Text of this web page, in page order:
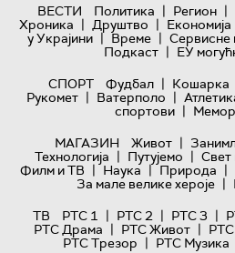
ВЕСТИ Политика | Регион |
Хроника | Друштво | Економија
у Украјини | Време | Сервисне
Подкаст | ЕУ
СПОРТ
Фудбал | Кошарка
Рукомет | Ватерполо |
спортови |
МАГАЗИН
Живот |
Технологијa | Путујемо | Свет
Филм и ТВ | Наука | Природа |
За мале велике хероје |
ТВ
РТС 1 | РТС 2 | РТС 3 |
РТС Драма | РТС Живот |
РТС Трезор | РТС Музика